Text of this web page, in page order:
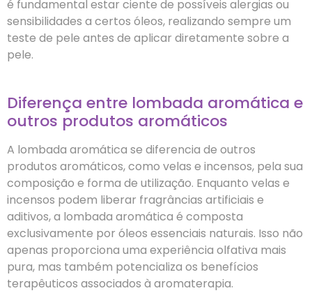
é fundamental estar ciente de possíveis alergias ou
sensibilidades a certos óleos, realizando sempre um
teste de pele antes de aplicar diretamente sobre a
pele.
Diferença entre lombada aromática e
outros produtos aromáticos
A lombada aromática se diferencia de outros
produtos aromáticos, como velas e incensos, pela sua
composição e forma de utilização. Enquanto velas e
incensos podem liberar fragrâncias artificiais e
aditivos, a lombada aromática é composta
exclusivamente por óleos essenciais naturais. Isso não
apenas proporciona uma experiência olfativa mais
pura, mas também potencializa os benefícios
terapêuticos associados à aromaterapia.